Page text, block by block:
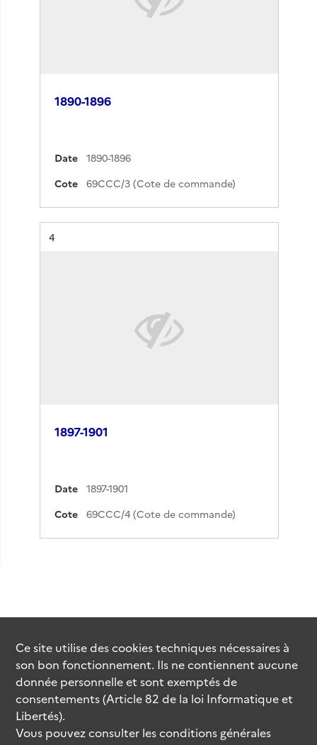
1890-1896
Date
1890-1896
Cote
69CCC/3 (Cote de commande)
Résultat n°
4
1897-1901
Date
1897-1901
Cote
69CCC/4 (Cote de commande)
Ce site utilise descookiestechniques nécessaires à
son bon fonctionnement. Ils ne contiennent aucune
donnée personnelle et sont exemptés de
consentements (Article 82 de la loi Informatique et
Libertés).
Vous pouvez consulter les conditions générales